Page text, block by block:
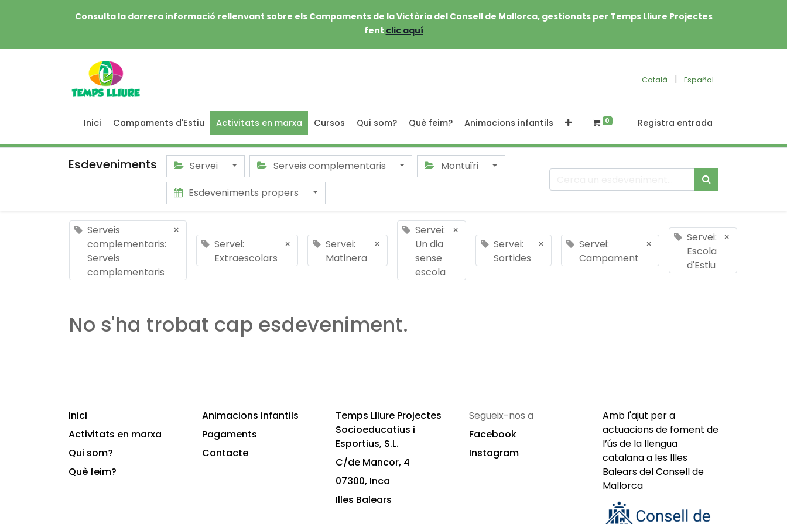
Consulta la darrera informació rellenvant sobre els Campaments de la Victòria del Consell de Mallorca, gestionats per Temps Lliure Projectes
fent clic aquí
Català | Español
Inici Campaments d'Estiu Activitats en marxa Cursos Qui som? Què feim? Animacions infantils 0 Registra entrada
Esdeveniments Servei Serveis complementaris
Montuïri
Esdeveniments propers
Serveis
complementaris:
Serveis
complementaris
×
Servei:
Extraescolars
×
Servei:
Matinera
×
Servei:
Un dia
sense
escola
×
Servei:
Sortides
×
Servei:
Campament
×
Servei:
Escola
d'Estiu
×
No s'ha trobat cap esdeveniment.
Inici
Activitats en marxa
Qui som?
Què feim?
Animacions infantils
Pagaments
Contacte
Temps Lliure Projectes
Socioeducatius i
Esportius, S.L.
C/de Mancor, 4
07300, Inca
Illes Balears
Segueix-nos a
Facebook
Instagram
Amb l'ajut per a
actuacions de foment de
l’ús de la llengua
catalana a les Illes
Balears del Consell de
Mallorca